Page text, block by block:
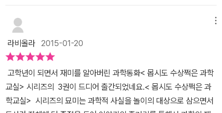
내고, 동시대 어린이들의 고민과 생각을 가진 등장인물들이 등장합니
다. 그래서 어린이들이 독서에 흠뻑 빠질 수 있게 만들었습니다. 과학
동화 시리즈는 어린이들의 호기심과 관찰력을 키워 주고 사고력, 통
찰력, 문제해결력을 형성시켜 줌으로써 과학적 사고의 기초를 마련해
줄 것입니다.
과학교실은 언제나 수상쩍게만 보이는데요.유일한 학원생인 아로와
그의 친구 건우는 선생님이 안계시는 틈을 타책상서랍속에서 곤충그
림이 그려진 빵을 꺼내 먹는데갑자기 머리에서 더듬이가 나오고, 가
슴에 털이 돋고, 등에서는 날개가 생기는 등몸에 변화가 나타나고 주
변이 숲속으로 바뀌는 희한한 상황이 벌어지네요.곤충으로 변신하는
곤충빵을 먹은것이지요.그밖에도 곤충 자동 변신장치가 있어서 주인
공들이 곤충으로 변신해가며곤충의 특징을 설명해주니 흥미진진하
고, 곤충에 관한 지식이 머리속에 쏙쏙 들어오는 느낌이네요.곤충하
라비올라 2015-01-20
고학년이 되면서 재미를 알아버린 과학동화< 몹시도 수상쩍은 과학
교실> 시리즈의 3권이 드디어 출간되었네요.< 몹시도 수상쩍은 과
학교실> 시리즈의 묘미는 과학적 사실을 놀이의 대상으로 삼으면서